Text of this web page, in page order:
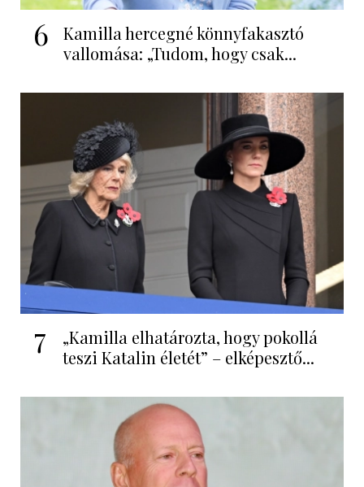
6
Kamilla hercegné könnyfakasztó
vallomása: „Tudom, hogy csak...
7
„Kamilla elhatározta, hogy pokollá
teszi Katalin életét” – elképesztő...